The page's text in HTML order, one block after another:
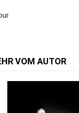
VOM AUTOR